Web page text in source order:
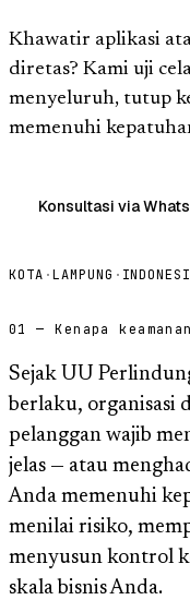
Khawatir aplikasi
diretas? Kami uji
menyeluruh, tutup
memenuhi
Konsultasi via
KOTA ·LAMPUNG ·
01 — Kenapa
Sejak UU
berlaku, organisasi
pelanggan wajib
jelas — atau
Anda memenuhi
menilai risiko,
menyusun kontrol
skala bisnis Anda.